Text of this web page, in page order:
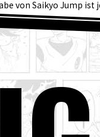
von Saikyo Jump
SD Cover und all die
#267:
Ball News
sich der BLOOD
Battle of Saiyans
ZEROs neuer,